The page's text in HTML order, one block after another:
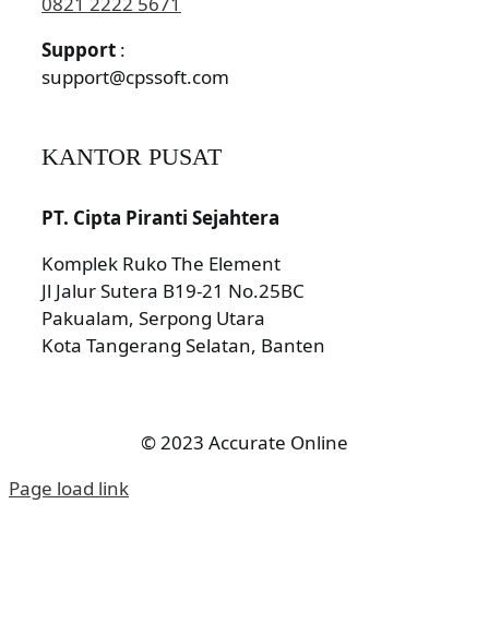
Support:
support@cpssoft.com
KANTOR PUSAT
PT. Cipta Piranti Sejahtera
Komplek Ruko The Element
Jl Jalur Sutera B19-21 No.25BC
Pakualam, Serpong Utara
Kota Tangerang Selatan, Banten
© 2023 Accurate Online
Page load link